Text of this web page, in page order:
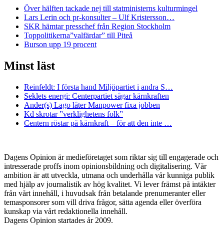
Över hälften tackade nej till statministerns kulturmingel
Lars Lerin och pr-konsulter – Ulf Kristersson…
SKR hämtar presschef från Region Stockholm
Toppolitikerna”valfärdar” till Piteå
Burson upp 19 procent
Minst läst
Reinfeldt: I första hand Miljöpartiet i andra S…
Seklets energi: Centerpartiet sågar kärnkraften
Ander(s) Lago låter Manpower fixa jobben
Kd skrotar ”verklighetens folk”
Centern röstar på kärnkraft – för att den inte …
Dagens Opinion är medieföretaget som riktar sig till engagerade och
intresserade proffs inom opinionsbildning och digitalisering. Vår
ambition är att utveckla, utmana och underhålla vår kunniga publik
med hjälp av journalistik av hög kvalitet. Vi lever främst på intäkter
från vårt innehåll, i huvudsak från betalande prenumeranter eller
temasponsorer som vill driva frågor, sätta agenda eller överföra
kunskap via vårt redaktionella innehåll.
Dagens Opinion startades år 2009.